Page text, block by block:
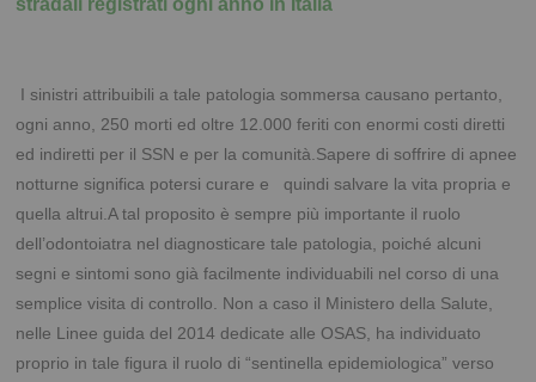
I sinistri attribuibili a tale patologia sommersa causano pertanto,
ogni anno, 250 morti ed oltre 12.000 feriti con enormi costi diretti
ed indiretti per il SSN e per la comunità.Sapere di soffrire di apnee
notturne significa potersi curare e quindi salvare la vita propria e
quella altrui.A tal proposito è sempre più importante il ruolo
dell’odontoiatra nel diagnosticare tale patologia, poiché alcuni
segni e sintomi sono già facilmente individuabili nel corso di una
semplice visita di controllo. Non a caso il Ministero della Salute,
nelle Linee guida del 2014 dedicate alle OSAS, ha individuato
proprio in tale figura il ruolo di “sentinella epidemiologica” verso